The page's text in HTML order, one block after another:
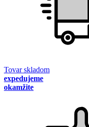
Tovar skladom
expedujeme
okamžite